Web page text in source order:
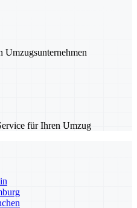
Umzugsunternehmen
für Ihren Umzug